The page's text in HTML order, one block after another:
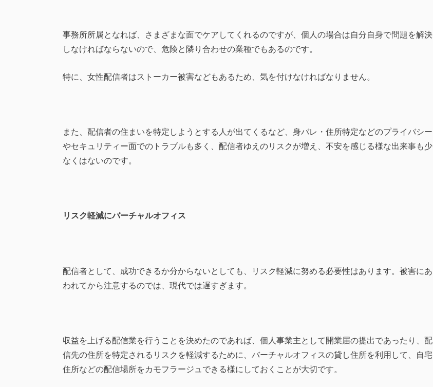
事務所所属となれば、さまざまな面でケアしてくれるのですが、個人の場合は自分自身で問題を解決
しなければならないので、危険と隣り合わせの業種でもあるのです。
特に、女性配信者はストーカー被害などもあるため、気を付けなければなりません。
また、配信者の住まいを特定しようとする人が出てくるなど、身バレ・住所特定などのプライバシー
やセキュリティー面でのトラブルも多く、配信者ゆえのリスクが増え、不安を感じる様な出来事も少
なくはないのです。
リスク軽減にバーチャルオフィス
配信者として、成功できるか分からないとしても、リスク軽減に努める必要性はあります。被害にあ
われてから注意するのでは、現代では遅すぎます。
収益を上げる配信業を行うことを決めたのであれば、個人事業主として開業届の提出であったり、配
信先の住所を特定されるリスクを軽減するために、バーチャルオフィスの貸し住所を利用して、自宅
住所などの配信場所をカモフラージュできる様にしておくことが大切です。